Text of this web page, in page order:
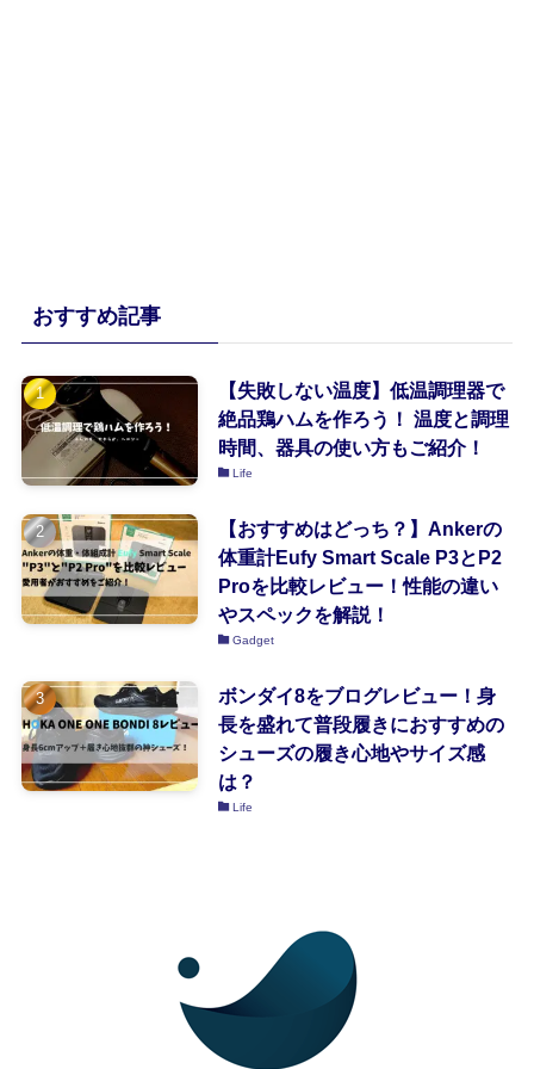
おすすめ記事
【失敗しない温度】低温調理器で
絶品鶏ハムを作ろう！ 温度と調理
時間、器具の使い方もご紹介！
Life
【おすすめはどっち？】Ankerの
体重計Eufy Smart Scale P3とP2
Proを比較レビュー！性能の違い
やスペックを解説！
Gadget
ボンダイ8をブログレビュー！身
長を盛れて普段履きにおすすめの
シューズの履き心地やサイズ感
は？
Life